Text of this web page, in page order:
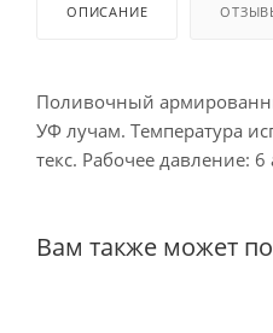
ОПИСАНИЕ
Поливочный
УФ лучам. Температура
текс. Рабочее давление: 6
Вам также может